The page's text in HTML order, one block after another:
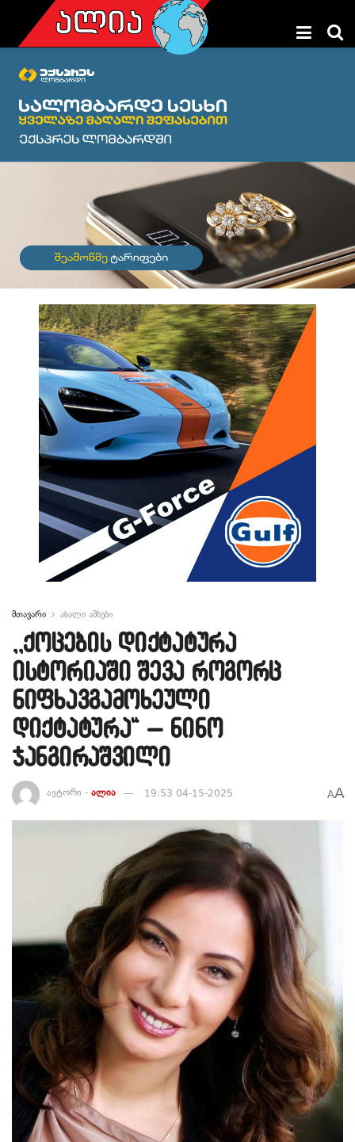
მთავარი ახალი ამბები
,,ქოცების დიქტატურა
ისტორიაში შევა როგორც
ნიფხავგამოხეული
დიქტატურა“ – ნინო
ჯანგირაშვილი
ავტორი - ალია 19:53 04-15-2025 AA